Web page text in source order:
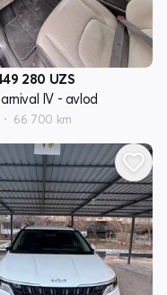
280 UZS
IV - avlod
66 700 km